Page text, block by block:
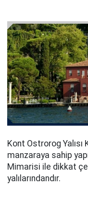
Kont Ostrorog Yalısı
manzaraya sahip
Mimarisi ile dikkat
yalılarındandır.